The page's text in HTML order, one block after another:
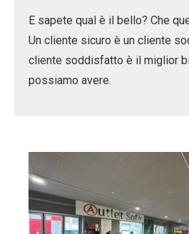
E sapete qual è il bello? Che
Un cliente sicuro è un cliente
cliente soddisfatto è il miglior
possiamo avere.